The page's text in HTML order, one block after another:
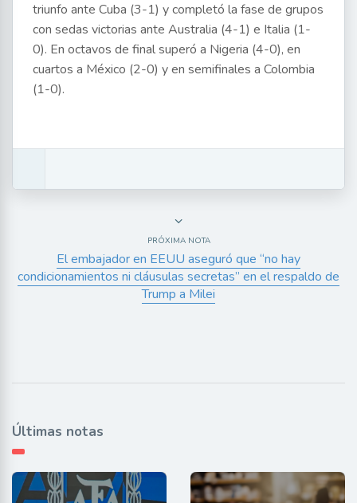
triunfo ante Cuba (3-1) y completó la fase de grupos
con sedas victorias ante Australia (4-1) e Italia (1-
0). En octavos de final superó a Nigeria (4-0), en
cuartos a México (2-0) y en semifinales a Colombia
(1-0).
PRÓXIMA NOTA
El embajador en EEUU aseguró que “no hay
condicionamientos ni cláusulas secretas” en el respaldo de
Trump a Milei
Últimas notas